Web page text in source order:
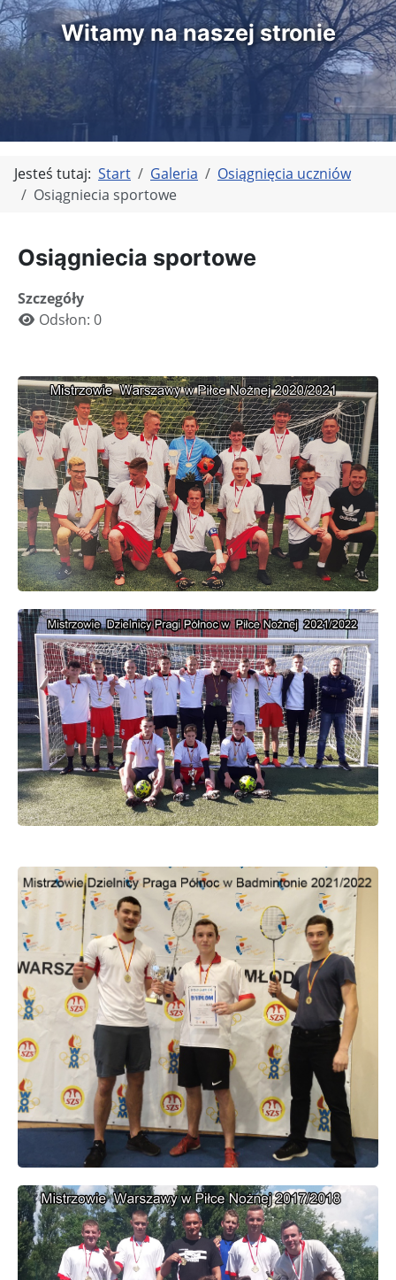
Witamy na naszej stronie
Jesteś tutaj: Start Galeria
Osiągnięcia uczniów
Osiągniecia sportowe
Osiągniecia sportowe
Szczegóły
Odsłon: 0